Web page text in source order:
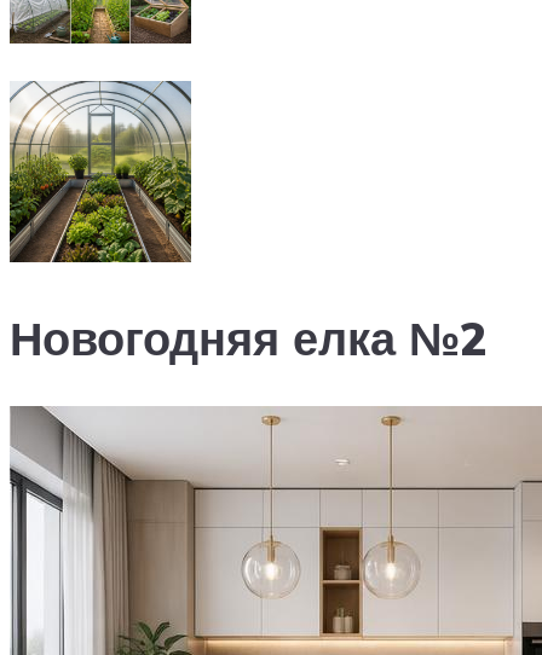
Новогодняя елка №2